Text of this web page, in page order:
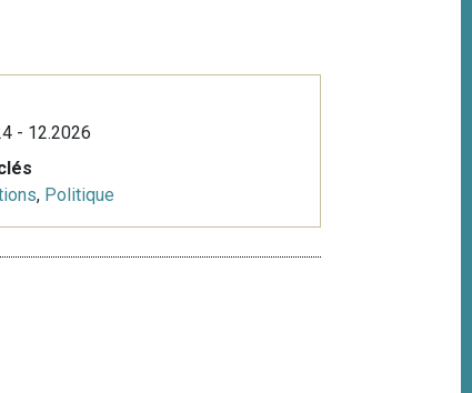
- 12.2026
, Politique